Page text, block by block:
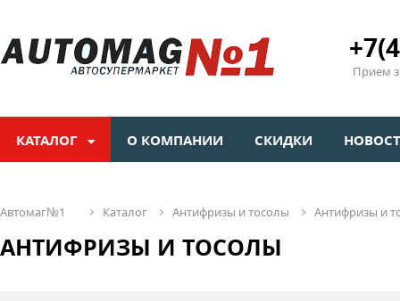
Прием
КАТАЛОГ О КОМПАНИИ СКИДКИ
автомаг№1 каталог антифризы и тосолы антифризы и
АНТИФРИЗЫ И ТОСОЛЫ